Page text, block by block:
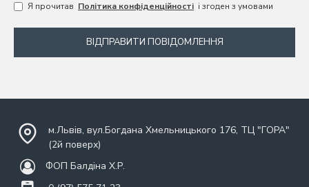
Я прочитав Політика конфіденційності і згоден з умовами
ВІДПРАВИТИ ПОВІДОМЛЕННЯ
м.Львів, вул.Богдана Хмельницького 176, ТЦ "ГОРА"
(2й поверх)
ФОП Балдіна Х.Р.